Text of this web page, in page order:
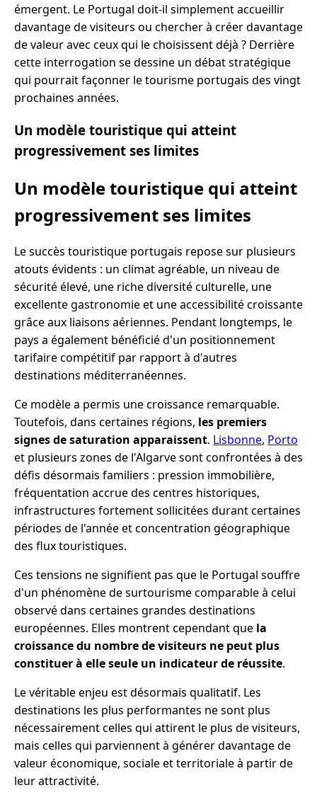
émergent. Le Portugal doit-il simplement accueillir
davantage de visiteurs ou chercher à créer davantage
de valeur avec ceux qui le choisissent déjà ? Derrière
cette interrogation se dessine un débat stratégique
qui pourrait façonner le tourisme portugais des vingt
prochaines années.
Un modèle touristique qui atteint
progressivement ses limites
Un modèle touristique qui atteint
progressivement ses limites
Le succès touristique portugais repose sur plusieurs
atouts évidents : un climat agréable, un niveau de
sécurité élevé, une riche diversité culturelle, une
excellente gastronomie et une accessibilité croissante
grâce aux liaisons aériennes. Pendant longtemps, le
pays a également bénéficié d'un positionnement
tarifaire compétitif par rapport à d'autres
destinations méditerranéennes.
Ce modèle a permis une croissance remarquable.
Toutefois, dans certaines régions, les premiers
signes de saturation apparaissent. Lisbonne, Porto
et plusieurs zones de l'Algarve sont confrontées à des
défis désormais familiers : pression immobilière,
fréquentation accrue des centres historiques,
infrastructures fortement sollicitées durant certaines
périodes de l'année et concentration géographique
des flux touristiques.
Ces tensions ne signifient pas que le Portugal souffre
d'un phénomène de surtourisme comparable à celui
observé dans certaines grandes destinations
européennes. Elles montrent cependant que la
croissance du nombre de visiteurs ne peut plus
constituer à elle seule un indicateur de réussite.
Le véritable enjeu est désormais qualitatif. Les
destinations les plus performantes ne sont plus
nécessairement celles qui attirent le plus de visiteurs,
mais celles qui parviennent à générer davantage de
valeur économique, sociale et territoriale à partir de
leur attractivité.